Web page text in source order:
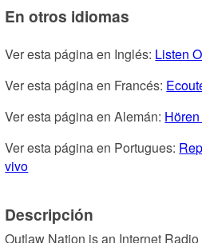
En otros idiomas
Ver esta página en Inglés: Listen
Ver esta página en Francés:
Ver esta página en Alemán:
Ver esta página en Portugues:
vivo
Descripción
Outlaw Nation is an Internet